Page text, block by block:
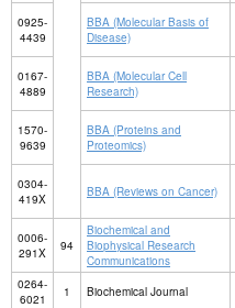
0925-
4439
BBA (Molecular Basis of
Disease)
0167-
4889
BBA (Molecular Cell
Research)
1570-
9639
BBA (Proteins and
Proteomics)
0304-
419X
BBA (Reviews on Cancer)
0006-
291X
94
Biochemical and
Biophysical Research
Communications
0264-
6021
1 Biochemical Journal